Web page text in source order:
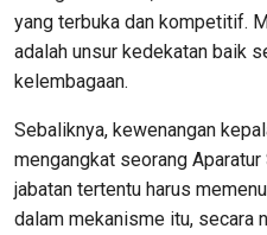
yang terbuka dan kompetitif.
adalah unsur kedekatan baik
kelembagaan.
Sebaliknya, kewenangan
mengangkat seorang
jabatan tertentu harus
dalam mekanisme itu, secara